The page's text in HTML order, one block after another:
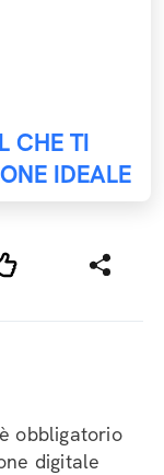
CHE TI
IDEALE
obbligatorio
digitale